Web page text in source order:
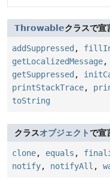
Throwableクラスで宣
addSuppressed ,
getLocalizedMessage,
getSuppressed ,
printStackTrace,
toString
クラスオブジェクトで宣
clone, equals ,
notify, notifyAll ,